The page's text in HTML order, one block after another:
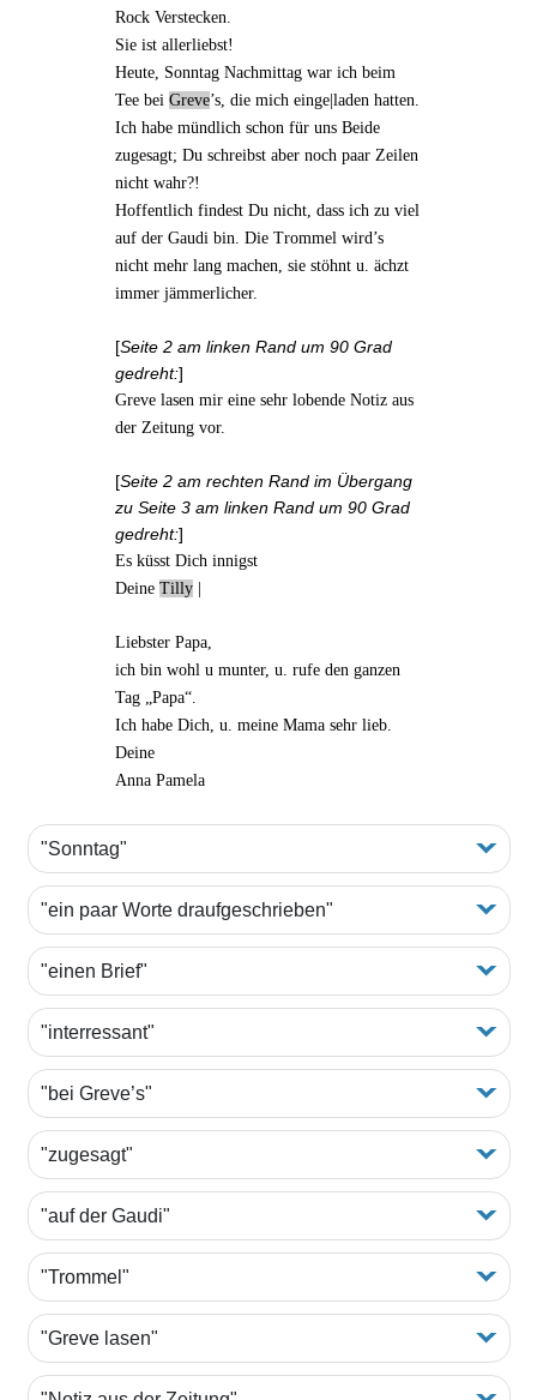
Rock Verstecken.
Sie ist allerliebst!
Heute, Sonntag Nachmittag war ich beim
TeebeiGreve’s , die mich einge|laden hatten.
Ich habe mündlich schon für uns Beide
zugesagt; Du schreibst aber noch paar Zeilen
nicht wahr?!
Hoffentlich findest Du nicht, dass ich zu viel
auf der Gaudi bin. DieTrommel wird’s
nicht mehr lang machen, sie stöhnt u. ächzt
immer jämmerlicher.
[Seite 2 am linken Rand um 90 Grad
gedreht:]
Greve lasen mir eine sehr lobendeNotiz aus
der Zeitung vor.
[Seite 2 am rechten Rand im Übergang
zu Seite 3 am linken Rand um 90 Grad
gedreht:]
Es küsst Dich innigst
DeineTilly
Liebster Papa,
ich bin wohl u munter, u. rufe den ganzen
Tag „Papa“.
Ich habe Dich, u. meine Mama sehr lieb.
Deine
Anna Pamela
"Sonntag"
"ein paar Worte draufgeschrieben"
"einen Brief"
"interressant"
"bei Greve’s"
"zugesagt"
"auf der Gaudi"
"Trommel"
"Greve lasen"